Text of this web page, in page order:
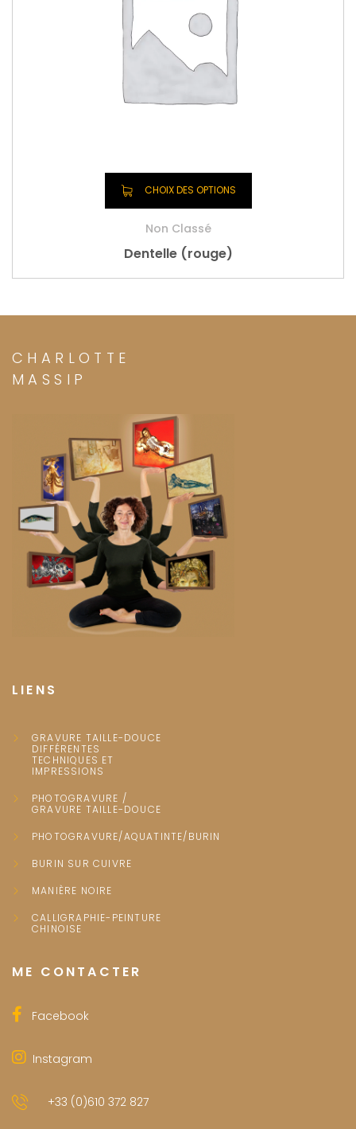
CHOIX DES OPTIONS
Non Classé
Dentelle (rouge)
CHARLOTTE
MASSIP
LIENS
GRAVURE TAILLE-DOUCE
DIFFÉRENTES
TECHNIQUES ET
IMPRESSIONS
PHOTOGRAVURE /
GRAVURE TAILLE-DOUCE
PHOTOGRAVURE/AQUATINTE/BURIN
BURIN SUR CUIVRE
MANIÈRE NOIRE
CALLIGRAPHIE-PEINTURE
CHINOISE
ME CONTACTER
Facebook
Instagram
+33 (0)610 372 827